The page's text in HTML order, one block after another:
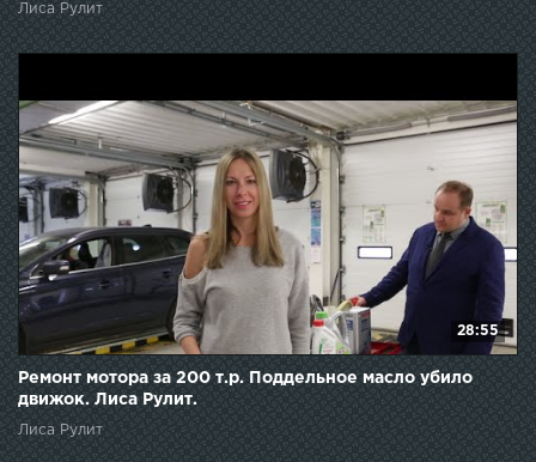
Лиса Рулит
28:55
Ремонт мотора за 200 т.р. Поддельное масло убило
движок. Лиса Рулит.
Лиса Рулит